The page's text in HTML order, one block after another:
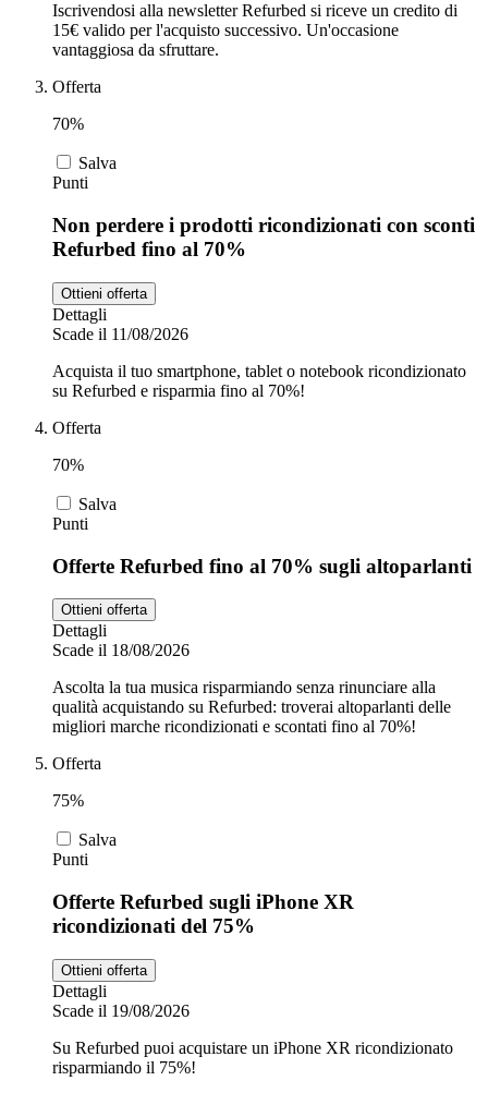
Iscrivendosi alla newsletter Refurbed si riceve un credito di
15€ valido per l'acquisto successivo. Un'occasione
vantaggiosa da sfruttare.
Offerta
70%
Salva
Punti
Non perdere i prodotti ricondizionati con sconti
Refurbed fino al 70%
Ottieni offerta
Dettagli
Scade il 11/08/2026
Acquista il tuo smartphone, tablet o notebook ricondizionato
su Refurbed e risparmia fino al 70%!
Offerta
70%
Salva
Punti
Offerte Refurbed fino al 70% sugli altoparlanti
Ottieni offerta
Dettagli
Scade il 18/08/2026
Ascolta la tua musica risparmiando senza rinunciare alla
qualità acquistando su Refurbed: troverai altoparlanti delle
migliori marche ricondizionati e scontati fino al 70%!
Offerta
75%
Salva
Punti
Offerte Refurbed sugli iPhone XR
ricondizionati del 75%
Ottieni offerta
Dettagli
Scade il 19/08/2026
Su Refurbed puoi acquistare un iPhone XR ricondizionato
risparmiando il 75%!